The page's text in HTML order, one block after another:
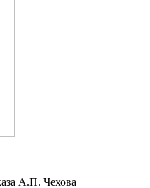
А.П. Чехова